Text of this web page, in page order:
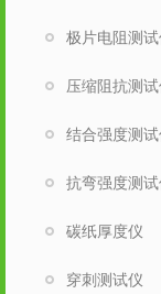
极片电阻测试
压缩阻抗测试
结合强度测试
抗弯强度测试
碳纸厚度仪
穿刺测试仪